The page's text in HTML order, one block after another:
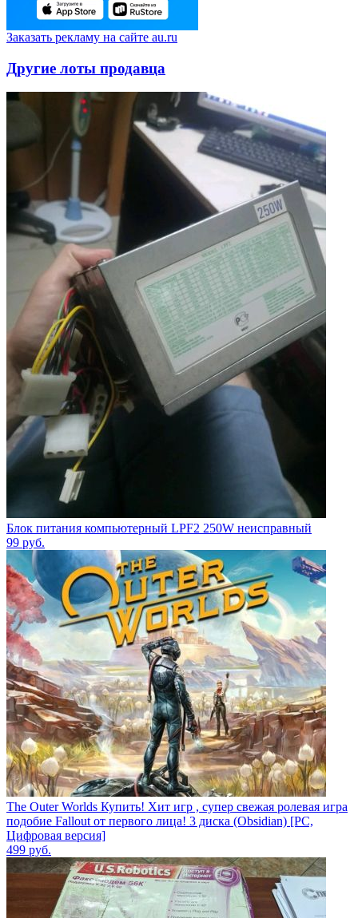
Заказать рекламу на сайте au.ru
Другие лоты продавца
Блок питания компьютерный LPF2 250W неисправный
99 руб.
The Outer Worlds Купить! Хит игр , супер свежая ролевая игра
подобие Fallout от первого лица! 3 диска (Obsidian) [PC,
Цифровая версия]
499 руб.